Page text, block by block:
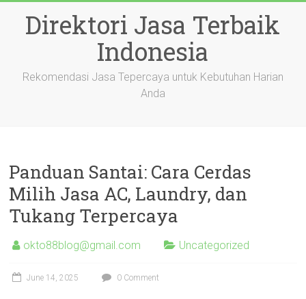
contentDirektori Jasa Terbaik
Indonesia
Rekomendasi Jasa Tepercaya untuk Kebutuhan Harian
Anda
Panduan Santai: Cara Cerdas
Milih Jasa AC, Laundry, dan
Tukang Terpercaya
okto88blog@gmail.com Uncategorized
June 14, 2025 0 Comment